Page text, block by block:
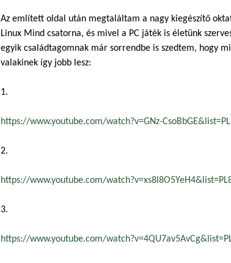
Az említett oldal után megtaláltam a nagy kiegészítő
Linux Mind csatorna, és mivel a PC játék is életünk
egyik családtagomnak már sorrendbe is szedtem, hogy
valakinek így jobb lesz:
1.
https://www.youtube.com/watch?v=GNz-
2.
https://www.youtube.com/
3.
https://www.youtube.com/